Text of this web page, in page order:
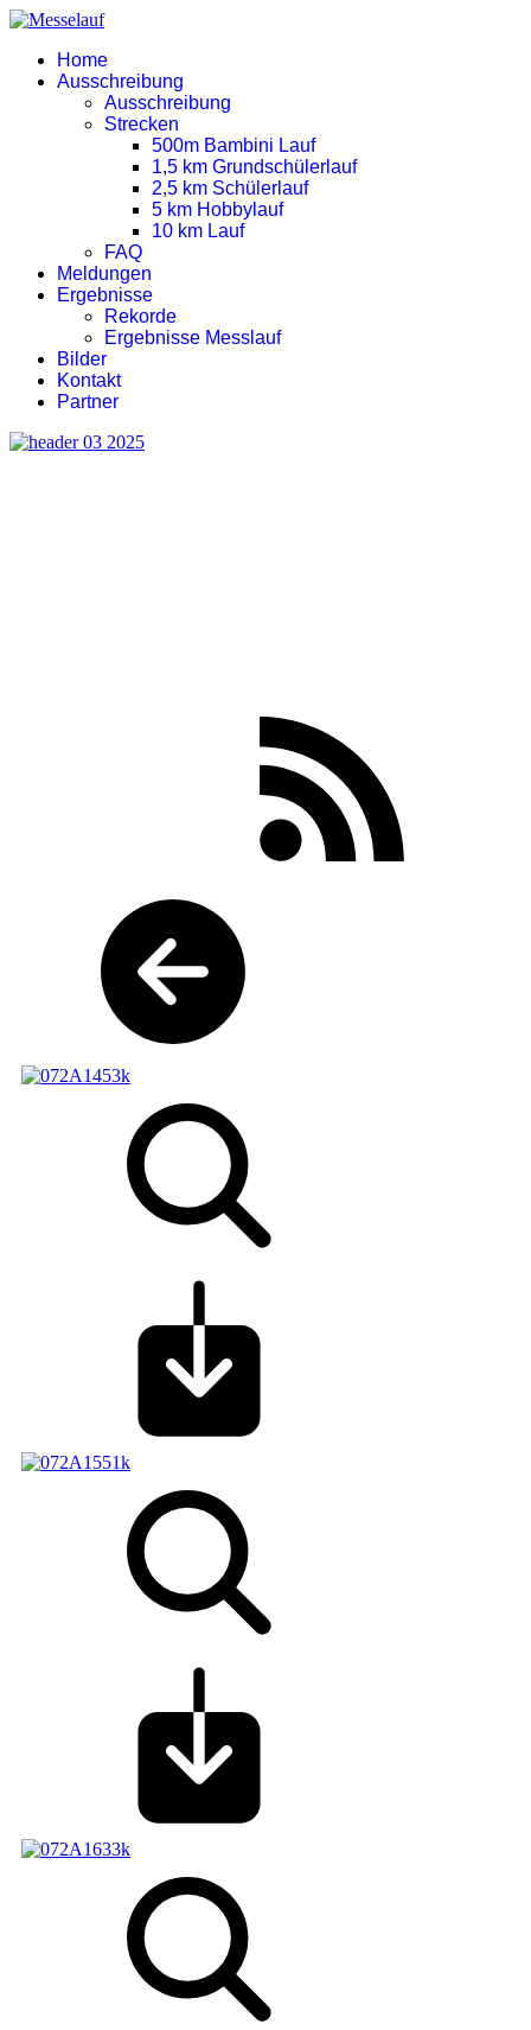
Home
Ausschreibung
Ausschreibung
Strecken
500m Bambini Lauf
1,5 km Grundschülerlauf
2,5 km Schülerlauf
5 km Hobbylauf
10 km Lauf
FAQ
Meldungen
Ergebnisse
Rekorde
Ergebnisse Messlauf
Bilder
Kontakt
Partner